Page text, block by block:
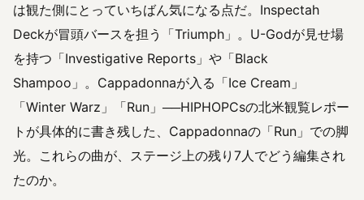
は観た側にとっていちばん気になる点だ。Inspectah
Deckが冒頭バースを担う「Triumph」。U-Godが見せ場
を持つ「Investigative Reports」や「Black
Shampoo」。Cappadonnaが入る「Ice Cream」
「Winter Warz」「Run」──HIPHOPCsの北米観覧レポー
トが具体的に書き残した、Cappadonnaの「Run」での脚
光。これらの曲が、ステージ上の残り7人でどう編集され
たのか。